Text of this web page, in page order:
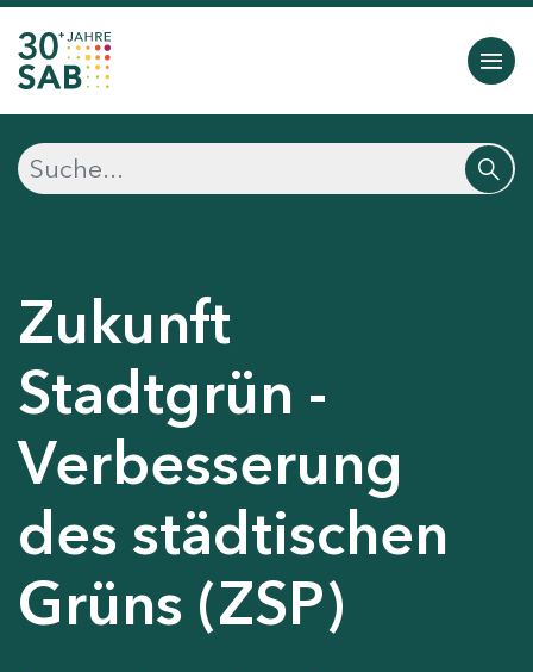
Zukunft
Stadtgrün -
Verbesserung
des städtischen
Grüns (ZSP)